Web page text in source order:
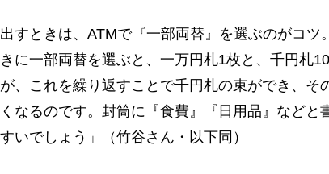
出すときは、ATMで『一部両替』を選ぶのがコツ
に一部両替を選ぶと、一万円札1枚と、千円札
、これを繰り返すことで千円札の束ができ、そ
なるのです。封筒に『食費』『日用品』などと
いでしょう」（竹谷さん・以下同）